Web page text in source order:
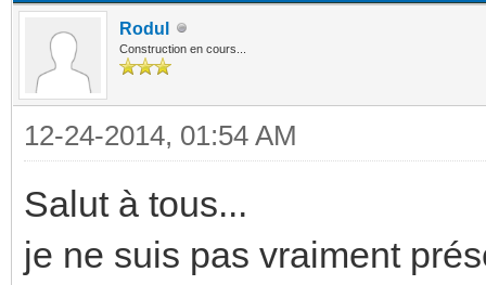
Rodul
Construction en cours...
12-24-2014, 01:54 AM
Salut à tous...
je ne suis pas vraiment